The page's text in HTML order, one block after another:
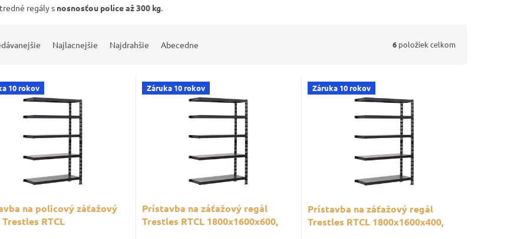
regály s nosnosťou police až 300 kg.
Najlacnejšie Najdrahšie Abecedne 6 položiek celkom
10 rokov
na policový záťažový
RTCL
Záruka 10 rokov
Prístavba na záťažový regál
Trestles RTCL 1800x1600x600,
Záruka 10 rokov
Prístavba na záťažový regál
Trestles RTCL 1800x1600x400,